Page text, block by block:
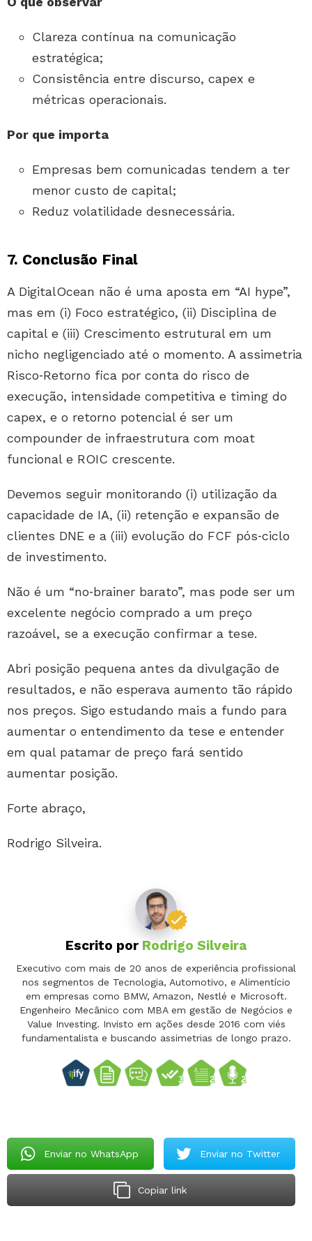
Clareza contínua na comunicação
estratégica;
Consistência entre discurso, capex e
métricas operacionais.
Por que importa
Empresas bem comunicadas tendem a ter
menor custo de capital;
Reduz volatilidade desnecessária.
7. Conclusão Final
A DigitalOcean não é uma aposta em “AI hype”,
mas em (i) Foco estratégico, (ii) Disciplina de
capital e (iii) Crescimento estrutural em um
nicho negligenciado até o momento. A assimetria
Risco‑Retorno fica por conta do risco de
execução, intensidade competitiva e timing do
capex, e o retorno potencial é ser um
compounder de infraestrutura com moat
funcional e ROIC crescente.
Devemos seguir monitorando (i) utilização da
capacidade de IA, (ii) retenção e expansão de
clientes DNE e a (iii) evolução do FCF pós‑ciclo
de investimento.
Não é um “no‑brainer barato”, mas pode ser um
excelente negócio comprado a um preço
razoável, se a execução confirmar a tese.
Abri posição pequena antes da divulgação de
resultados, e não esperava aumento tão rápido
nos preços. Sigo estudando mais a fundo para
aumentar o entendimento da tese e entender
em qual patamar de preço fará sentido
aumentar posição.
Forte abraço,
Rodrigo Silveira.
Escrito por Rodrigo Silveira
Executivo com mais de 20 anos de experiência profissional
nos segmentos de Tecnologia, Automotivo, e Alimentício
em empresas como BMW, Amazon, Nestlé e Microsoft.
Engenheiro Mecânico com MBA em gestão de Negócios e
Value Investing. Invisto em ações desde 2016 com viés
fundamentalista e buscando assimetrias de longo prazo.
Enviar no WhatsApp Enviar no Twitter
Copiar link